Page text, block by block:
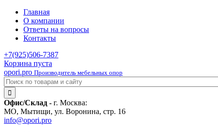
Главная
О компании
Ответы на вопросы
Контакты
+7(925)506-7387
Корзина пуста
opori.pro Производитель мебельных опор
Офис/Склад - г. Москва:
МО, Мытищи, ул. Воронина, стр. 16
info@opori.pro